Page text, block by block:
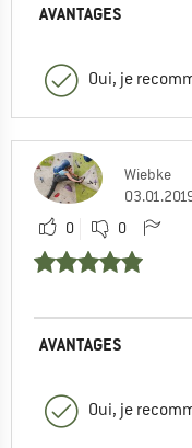
AVANTAGES
Oui, je
Wiebke
0
0
AVANTAGES
Oui, je